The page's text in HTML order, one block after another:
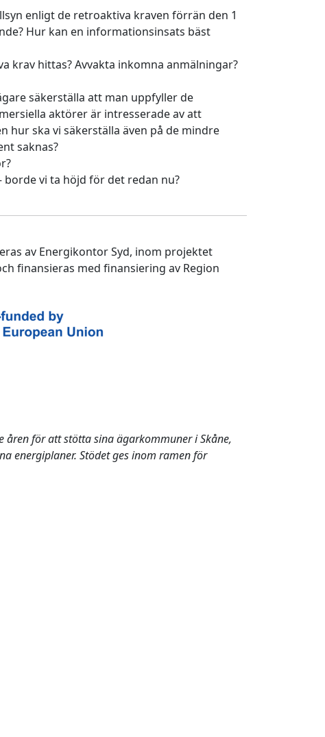
enligt de retroaktiva kraven förrän den 1
Hur kan en informationsinsats bäst
krav hittas? Avvakta inkomna anmälningar?
säkerställa att man uppfyller de
aktörer är intresserade av att
hur ska vi säkerställa även på de mindre
saknas?
vi ta höjd för det redan nu?
av Energikontor Syd, inom projektet
finansieras med finansiering av Region
åren för att stötta sina ägarkommuner i Skåne,
energiplaner. Stödet ges inom ramen för